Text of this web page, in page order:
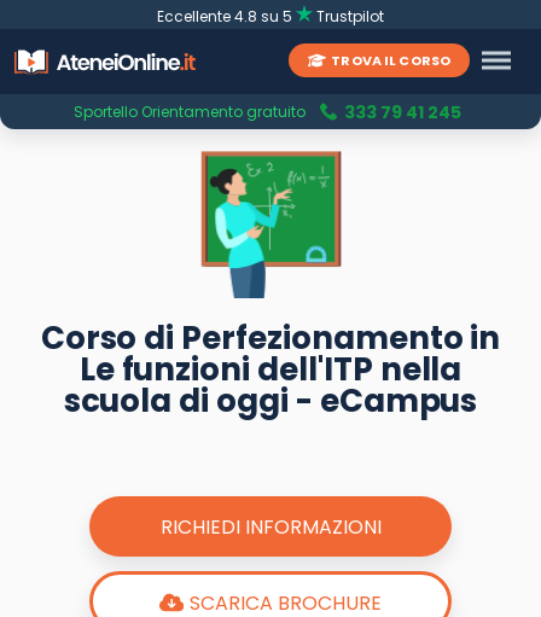
Eccellente 4.8 su 5 Trustpilot
TROVA IL CORSO
Sportello Orientamento gratuito 333 79 41 245
Corso di Perfezionamento in
Le funzioni dell'ITP nella
scuola di oggi - eCampus
RICHIEDI INFORMAZIONI
SCARICA BROCHURE